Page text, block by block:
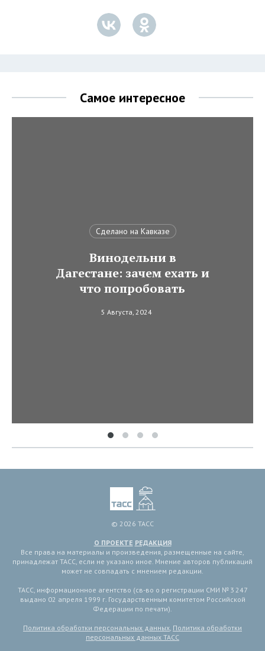
Самое интересное
Сделано на Кавказе
Винодельни в
Дагестане: зачем ехать и
что попробовать
5 Августа, 2024
© 2026 ТАСС
О ПРОЕКТЕ РЕДАКЦИЯ
Все права на материалы и произведения, размещенные на сайте,
принадлежат ТАСС, если не указано иное. Мнение авторов публикаций
может не совпадать с мнением редакции.
ТАСС, информационное агентство (св-во о регистрации СМИ № 3 247
выдано 02 апреля 1999 г. Государственным комитетом Российской
Федерации по печати).
Политика обработки персональных данных, Политика обработки
персональных данных ТАСС